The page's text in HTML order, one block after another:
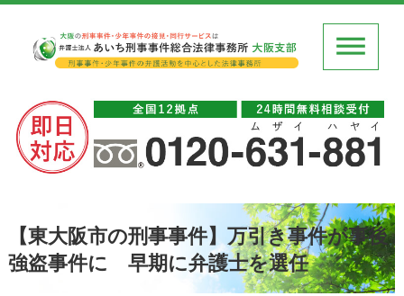
【東大阪市の刑事事件】万引き事件が事後
強盗事件に 早期に弁護士を選任